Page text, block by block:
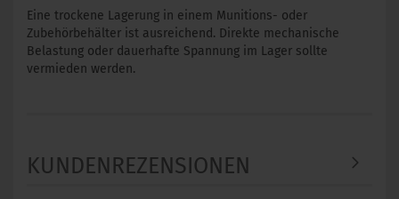
Eine trockene Lagerung in einem Munitions- oder
Zubehörbehälter ist ausreichend. Direkte mechanische
Belastung oder dauerhafte Spannung im Lager sollte
vermieden werden.
KUNDENREZENSIONEN